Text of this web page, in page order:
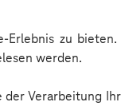
Erlebnis zu
werden.
der Verarbeitung